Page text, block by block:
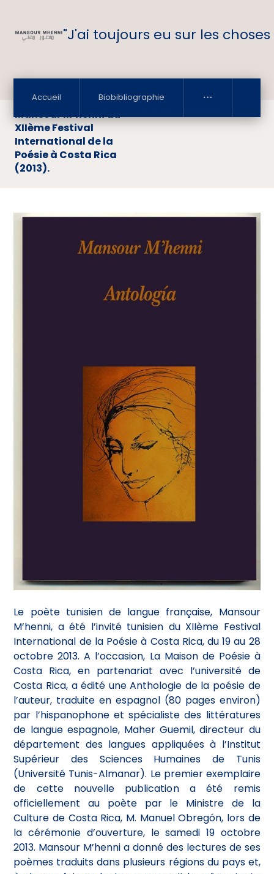
"J'ai toujours eu sur les
Accueil Biobibliographie
Mansour M’henni au
XIIème Festival
International de la
Poésie à Costa Rica
(2013).
Le poète tunisien de langue française, Mansour
M’henni, a été l’invité tunisien du XIIème Festival
International de la Poésie à Costa Rica, du 19 au 28
octobre 2013. A l’occasion, La Maison de Poésie à
Costa Rica, en partenariat avec l’université de
Costa Rica, a édité une Anthologie de la poésie de
l’auteur, traduite en espagnol (80 pages environ)
par l’hispanophone et spécialiste des littératures
de langue espagnole, Maher Guemil, directeur du
département des langues appliquées à l’Institut
Supérieur des Sciences Humaines de Tunis
(Université Tunis-Almanar). Le premier exemplaire
de cette nouvelle publication a été remis
officiellement au poète par le Ministre de la
Culture de Costa Rica, M. Manuel Obregón, lors de
la cérémonie d’ouverture, le samedi 19 octobre
2013. Mansour M’henni a donné des lectures de ses
poèmes traduits dans plusieurs régions du pays et,